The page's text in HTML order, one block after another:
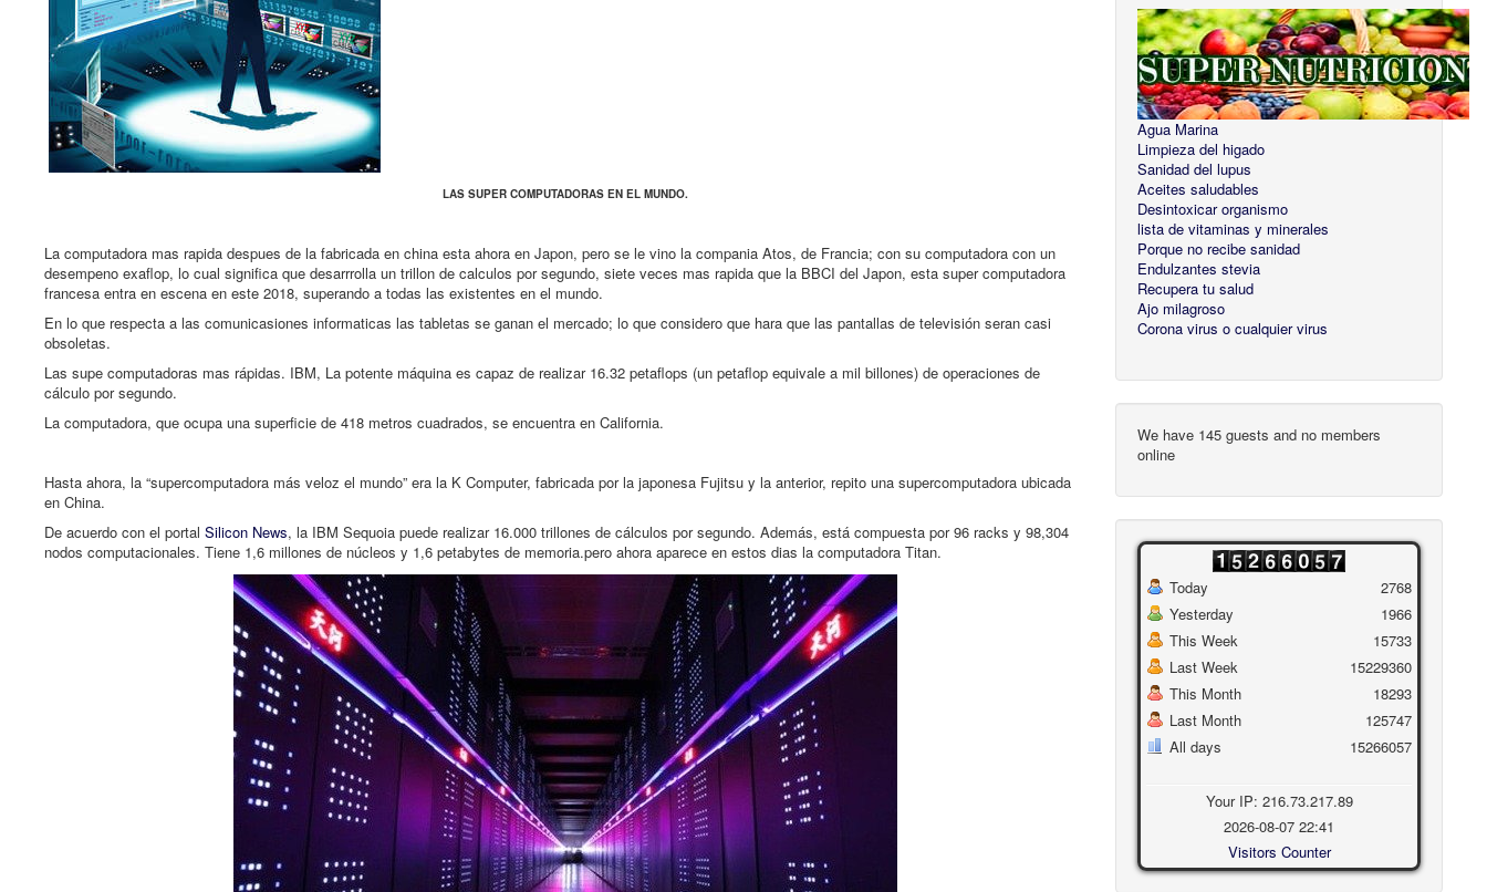
LAS SUPER COMPUTADORAS EN EL MUNDO.
La computadora mas rapida despues de la fabricada en china esta ahora en Japon, pero se le vino la compania Atos, de Francia; con su computadora con un
desempeno exaflop, lo cual significa que desarrrolla un trillon de calculos por segundo, siete veces mas rapida que la BBCI del Japon, esta super computadora
francesa entra en escena en este 2018, superando a todas las existentes en el mundo.
En lo que respecta a las comunicasiones informaticas las tabletas se ganan el mercado; lo que considero que hara que las pantallas de televisión seran casi
obsoletas.
Las supe computadoras mas rápidas. IBM, La potente máquina es capaz de realizar 16.32 petaflops (un petaflop equivale a mil billones) de operaciones de
cálculo por segundo.
La computadora, que ocupa una superficie de 418 metros cuadrados, se encuentra en California.
Hasta ahora, la “supercomputadora más veloz el mundo” era la K Computer, fabricada por la japonesa Fujitsu y la anterior, repito una supercomputadora ubicada
en China.
De acuerdo con el portal Silicon News, la IBM Sequoia puede realizar 16.000 trillones de cálculos por segundo. Además, está compuesta por 96 racks y 98,304
nodos computacionales. Tiene 1,6 millones de núcleos y 1,6 petabytes de memoria.pero ahora aparece en estos dias la computadora Titan.
http://www.elnuevoherald.com/2012/06/19/1232080/eeuu-
http://www.elnuevoherald.com/2012/06/19/1232080/eeuu-
Agua Marina
Limpieza del higado
Sanidad del lupus
Aceites saludables
Desintoxicar organismo
lista de vitaminas y minerales
Porque no recibe sanidad
Endulzantes stevia
Recupera tu salud
Ajo milagroso
Corona virus o cualquier virus
We have 145 guests and no members
online
Today
Yesterday
This Week
Last Week
This Month
Last Month
All days
2768
1966
15733
15229360
18293
125747
15266057
Your IP: 216.73.217.89
2026-08-07 22:41
Visitors Counter